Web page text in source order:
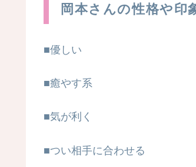
岡本さんの性格や印
■優しい
■癒やす系
■気が利く
■つい相手に合わせる